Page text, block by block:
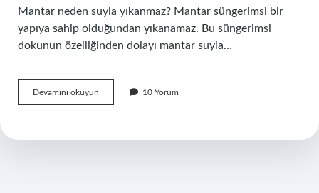
Mantar neden suyla yıkanmaz? Mantar süngerimsi bir
yapıya sahip olduğundan yıkanamaz. Bu süngerimsi
dokunun özelliğinden dolayı mantar suyla…
Devamını okuyun
Mantarı
10 Yorum